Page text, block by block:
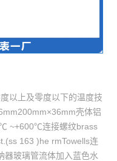
以上及零度以下的温度技
壳体铝
~+600℃连接螺纹brass
163 )he rmTowells连
器玻璃管流体加入蓝色水